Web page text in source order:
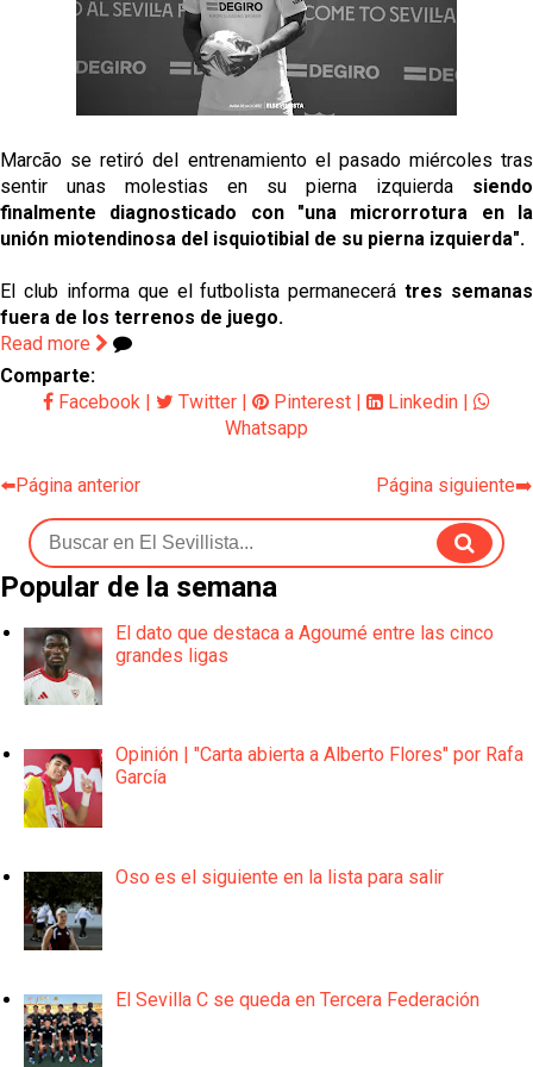
Sow muy cerca de cerrar su traspaso al Genoa
Oso es el siguiente en la lista para salir
Banquillos confirmados: así queda la cantera del
Sevilla Femenino para la 2026/27
Celta y Rayo agitan el mercado de La Liga
Previa | El Sevilla FC cierra la pretemporada con el
exigente choque ante el Bayer Leverkusen
Marcão se retiró del entrenamiento el pasado miércoles tras
sentir unas molestias en su pierna izquierda siendo
finalmente diagnosticado con "una microrrotura en la
unión miotendinosa del isquiotibial de su pierna izquierda".
El club informa que el futbolista permanecerátres semanas
fuera de los terrenos de juego.
Read more
Comparte:
Facebook
Twitter Pinterest Linkedin
Whatsapp
⬅️Página anterior Página siguiente➡️
Popular de la semana
El dato que destaca a Agoumé entre las cinco
grandes ligas
Opinión | "Carta abierta a Alberto Flores" por Rafa
García
Oso es el siguiente en la lista para salir
El Sevilla C se queda en Tercera Federación